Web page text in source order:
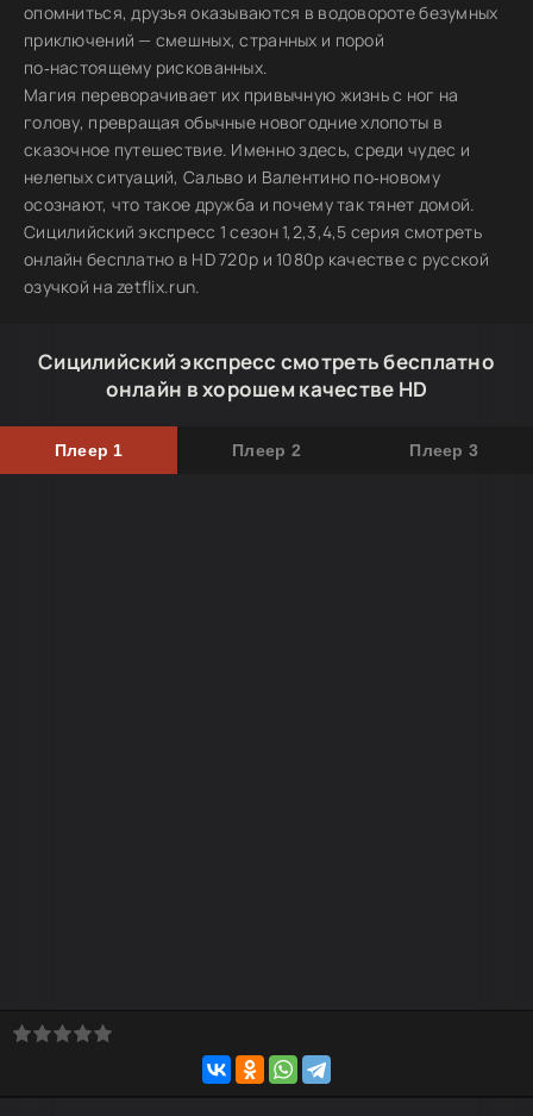
опомниться, друзья оказываются в водовороте безумных
приключений — смешных, странных и порой
по‑настоящему рискованных.
Магия переворачивает их привычную жизнь с ног на
голову, превращая обычные новогодние хлопоты в
сказочное путешествие. Именно здесь, среди чудес и
нелепых ситуаций, Сальво и Валентино по‑новому
осознают, что такое дружба и почему так тянет домой.
Сицилийский экспресс 1 сезон 1,2,3,4,5 серия смотреть
онлайн бесплатно в HD 720p и 1080p качестве с русской
озучкой на zetflix.run.
Сицилийский экспресс смотреть бесплатно
онлайн в хорошем качестве HD
Плеер 1 Плеер 2 Плеер 3